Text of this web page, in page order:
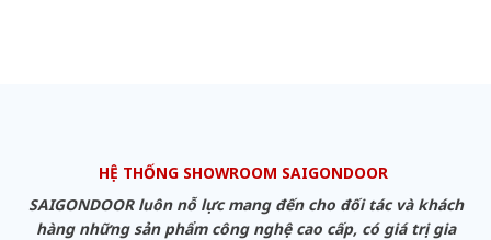
HỆ THỐNG SHOWROOM SAIGONDOOR
SAIGONDOOR luôn nỗ lực mang đến cho đối tác và khách
hàng những sản phẩm công nghệ cao cấp, có giá trị gia